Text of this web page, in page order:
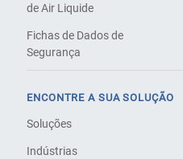
de Air Liquide
Fichas de Dados de
Segurança
ENCONTRE A SUA SOLUÇÃO
Soluções
Indústrias